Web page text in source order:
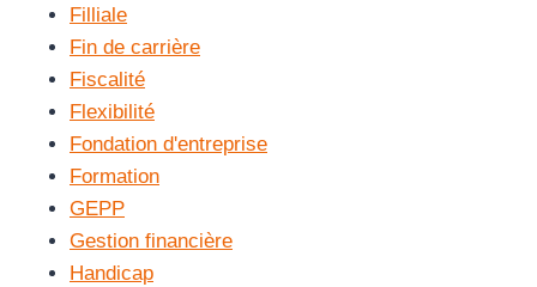
Filliale
Fin de carrière
Fiscalité
Flexibilité
Fondation d'entreprise
Formation
GEPP
Gestion financière
Handicap